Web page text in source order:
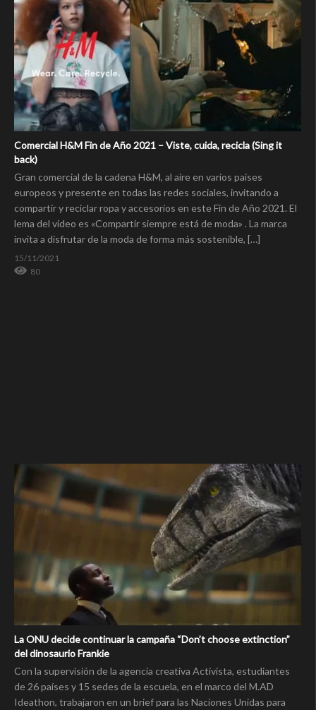
Comercial H&M Fin de Año 2021 – Viste, cuida, recicla (Sing it
back)
Gran comercial de la cadena H&M, al aire en varios paises
europeos y presente en todas las redes sociales, invitando a
compartir y reciclar ropa y accesorios en este Fin de Año 2021. El
lema del video es «Compartir siempre está de moda» . La marca
invita a disfrutar de la moda de forma más sostenible, […]
15/11/2021
80
La ONU decide continuar la campaña “Don’t choose extinction”
del dinosaurio Frankie
Con la supervisión de la agencia creativa Activista, estudiantes
de 26 países y 15 sedes de la escuela, en el marco del M.AD
Ideathon, trabajaron en un brief para las Naciones Unidas para